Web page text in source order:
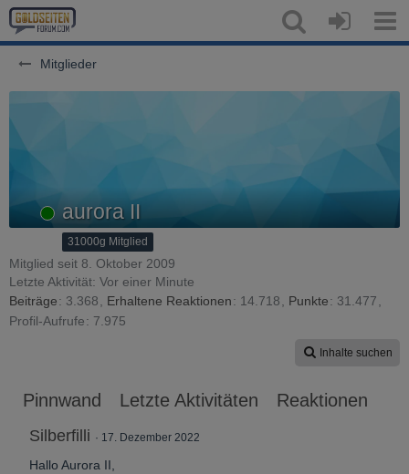
Mitglieder
Online aurora II
31000g Mitglied
Mitglied seit 8. Oktober 2009
Letzte Aktivität: Vor einer Minute
Beiträge
3.368 Erhaltene Reaktionen 14.718 Punkte
31.477
Profil-Aufrufe
7.975
Inhalte suchen
Pinnwand Letzte Aktivitäten Reaktionen
Silberfilli 17. Dezember 2022
Hallo Aurora II,